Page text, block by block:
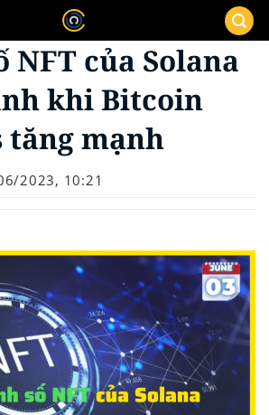
NFT của Solana
khi Bitcoin
mạnh
2023, 10:21